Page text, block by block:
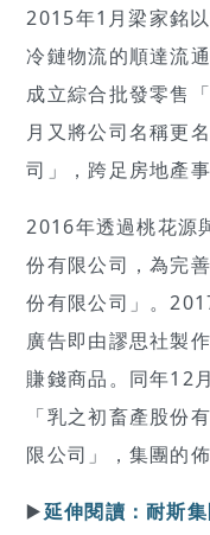
2015年1月梁家銘
冷鏈物流的順達流
成立綜合批發零售
月又將公司名稱更
司」，跨足房地產事
2016年透過桃花源
份有限公司，為完
份有限公司」。
廣告即由謬思社製
賺錢商品。同年12
「乳之初畜產股份
限公司」，集團的
▶️延伸閱讀：耐斯